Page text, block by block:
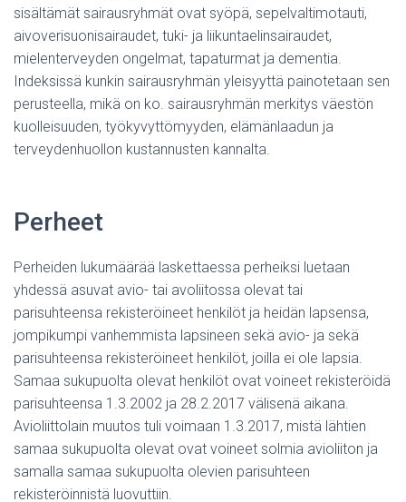
sisältämät sairausryhmät ovat syöpä, sepelvaltimotauti,
aivoverisuonisairaudet, tuki- ja liikuntaelinsairaudet,
mielenterveyden ongelmat, tapaturmat ja dementia.
Indeksissä kunkin sairausryhmän yleisyyttä painotetaan sen
perusteella, mikä on ko. sairausryhmän merkitys väestön
kuolleisuuden, työkyvyttömyyden, elämänlaadun ja
terveydenhuollon kustannusten kannalta.
Perheet
Perheiden lukumäärää laskettaessa perheiksi luetaan
yhdessä asuvat avio- tai avoliitossa olevat tai
parisuhteensa rekisteröineet henkilöt ja heidän lapsensa,
jompikumpi vanhemmista lapsineen sekä avio- ja sekä
parisuhteensa rekisteröineet henkilöt, joilla ei ole lapsia.
Samaa sukupuolta olevat henkilöt ovat voineet rekisteröidä
parisuhteensa 1.3.2002 ja 28.2.2017 välisenä aikana.
Avioliittolain muutos tuli voimaan 1.3.2017, mistä lähtien
samaa sukupuolta olevat ovat voineet solmia avioliiton ja
samalla samaa sukupuolta olevien parisuhteen
rekisteröinnistä luovuttiin.